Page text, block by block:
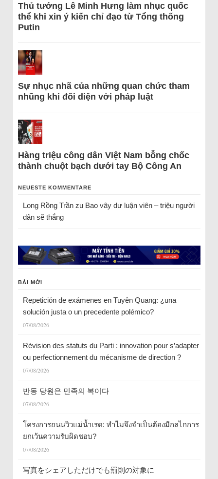
Thủ tướng Lê Minh Hưng làm nhục quốc
thể khi xin ý kiến chỉ đạo từ Tổng thống
Putin
Sự nhục nhã của những quan chức tham
nhũng khi đối diện với pháp luật
Hàng triệu công dân Việt Nam bỗng chốc
thành chuột bạch dưới tay Bộ Công An
NEUESTE KOMMENTARE
Long Rồng Trầnzu Bao vây dư luận viên – triệu người
dân sẽ thắng
BÀI MỚI
Repetición de exámenes en Tuyên Quang: ¿una
solución justa o un precedente polémico?
07/08/2026
Révision des statuts du Parti : innovation pour s’adapter
ou perfectionnement du mécanisme de direction ?
07/08/2026
반동 당원은 민족의 복이다
07/08/2026
โครงการถนนวิวแม่น้ำเรด: ทำไมจึงจำเป็นต้องมีกลไกการ
ยกเว้นความรับผิดชอบ?
07/08/2026
写真をシェアしただけでも罰則の対象に